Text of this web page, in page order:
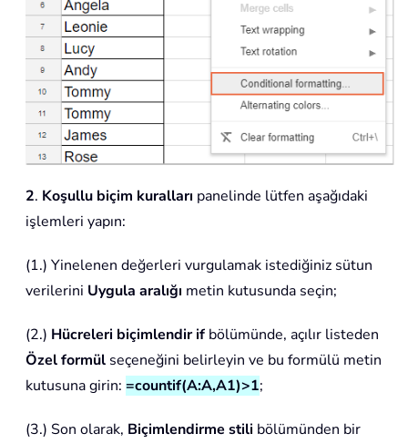
2. Koşullu biçim kuralları panelinde lütfen aşağıdaki
işlemleri yapın:
(1.) Yinelenen değerleri vurgulamak istediğiniz sütun
verilerini Uygula aralığı metin kutusunda seçin;
(2.) Hücreleri biçimlendir if bölümünde, açılır listeden
Özel formül seçeneğini belirleyin ve bu formülü metin
kutusuna girin: =countif(A:A,A1)>1;
(3.) Son olarak, Biçimlendirme stili bölümünden bir